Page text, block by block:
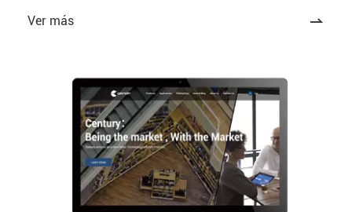
Ver más 